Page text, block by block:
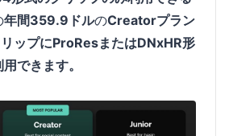
年間359.9ドルのCreatorプラン
ップにProResまたはDNxHR形
できます。